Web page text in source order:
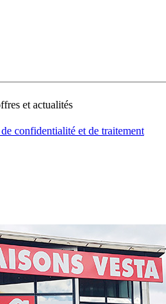
et actualités
confidentialité et de traitement